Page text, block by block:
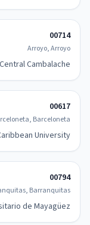
00714
Arroyo, Arroyo
Central Cambalache
00617
Barceloneta
University
00794
Barranquitas
de Mayagüez